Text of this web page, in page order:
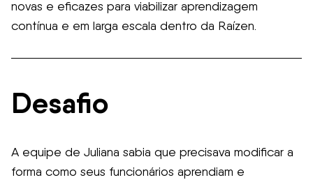
novas e eficazes para viabilizar aprendizagem
contínua e em larga escala dentro da Raízen.
Desafio
A equipe de Juliana sabia que precisava modificar a
forma como seus funcionários aprendiam e